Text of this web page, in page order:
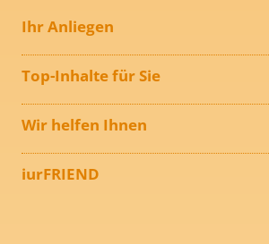
Ihr Anliegen
Top-Inhalte für Sie
Wir helfen Ihnen
iurFRIEND